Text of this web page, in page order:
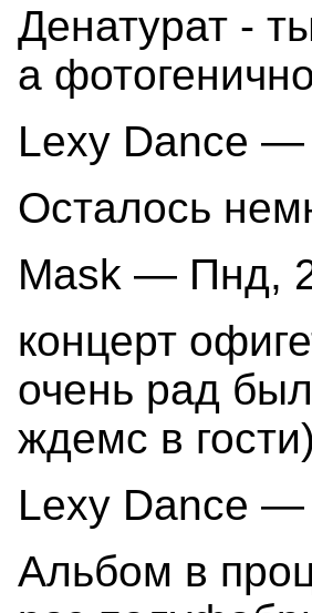
Денатурат -
а
Lexy Dance —
Осталось
Mask — Пнд,
концерт
очень рад
ждемс в
Lexy Dance —
Альбом в